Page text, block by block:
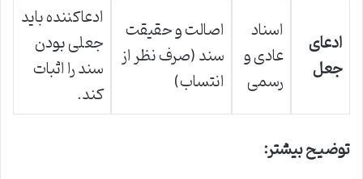
ادعای
جعل
اسناد
عادی و
رسمی
اصالت و حقیقت
سند (صرف نظر از
انتساب)
ادعاکننده باید
جعلی بودن
سند را اثبات
کند.
توضیح بیشتر: